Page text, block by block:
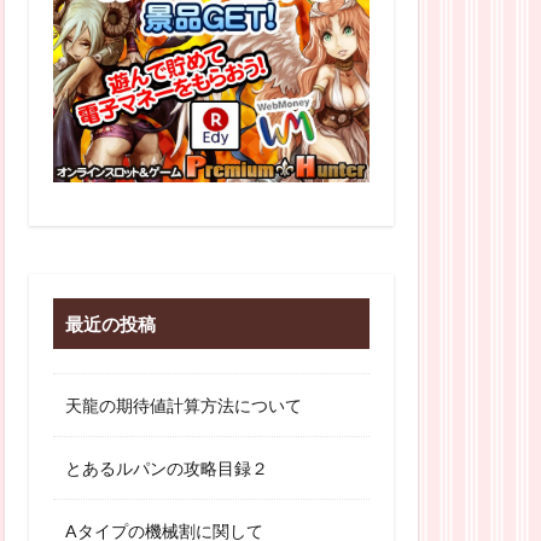
最近の投稿
天龍の期待値計算方法について
とあるルパンの攻略目録２
Aタイプの機械割に関して